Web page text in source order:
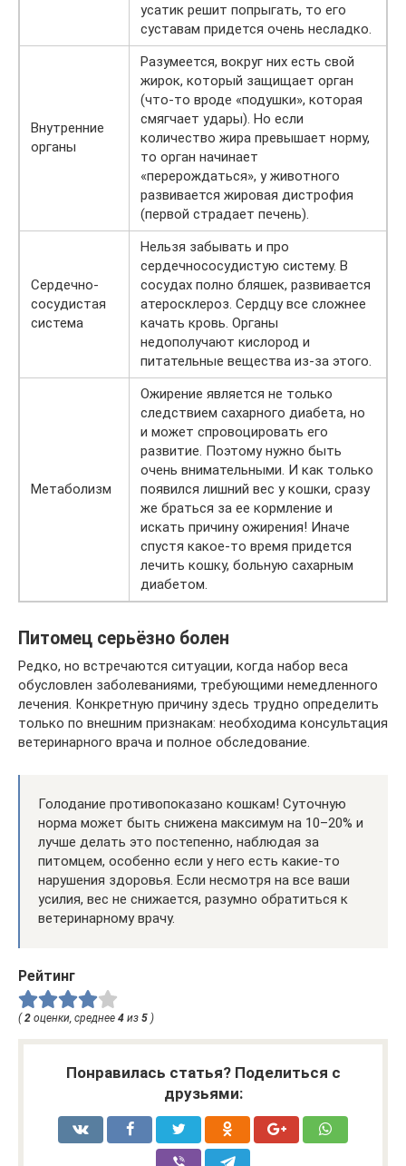
усатик решит попрыгать, то его
суставам придется очень несладко.
Внутренние
органы
Разумеется, вокруг них есть свой
жирок, который защищает орган
(что-то вроде «подушки», которая
смягчает удары). Но если
количество жира превышает норму,
то орган начинает
«перерождаться», у животного
развивается жировая дистрофия
(первой страдает печень).
Сердечно-
сосудистая
система
Нельзя забывать и про
сердечнососудистую систему. В
сосудах полно бляшек, развивается
атеросклероз. Сердцу все сложнее
качать кровь. Органы
недополучают кислород и
питательные вещества из-за этого.
Метаболизм
Ожирение является не только
следствием сахарного диабета, но
и может спровоцировать его
развитие. Поэтому нужно быть
очень внимательными. И как только
появился лишний вес у кошки, сразу
же браться за ее кормление и
искать причину ожирения! Иначе
спустя какое-то время придется
лечить кошку, больную сахарным
диабетом.
Питомец серьёзно болен
Редко, но встречаются ситуации, когда набор веса
обусловлен заболеваниями, требующими немедленного
лечения. Конкретную причину здесь трудно определить
только по внешним признакам: необходима консультация
ветеринарного врача и полное обследование.
Голодание противопоказано кошкам! Суточную
норма может быть снижена максимум на 10–20% и
лучше делать это постепенно, наблюдая за
питомцем, особенно если у него есть какие-то
нарушения здоровья. Если несмотря на все ваши
усилия, вес не снижается, разумно обратиться к
ветеринарному врачу.
Рейтинг
( 2 оценки, среднее 4 из 5 )
Понравилась статья? Поделиться с
друзьями: